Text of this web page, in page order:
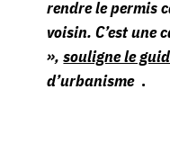
rendre le permis
voisin. C’est une
»,souligne le
d’urbanisme.